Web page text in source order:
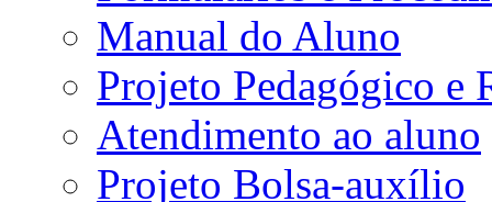
Manual do Aluno
Projeto Pedagógico e
Atendimento ao aluno
Projeto Bolsa-auxílio